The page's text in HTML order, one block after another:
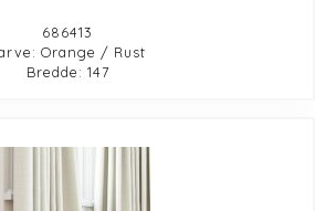
686413
Orange / Rust
Bredde: 147